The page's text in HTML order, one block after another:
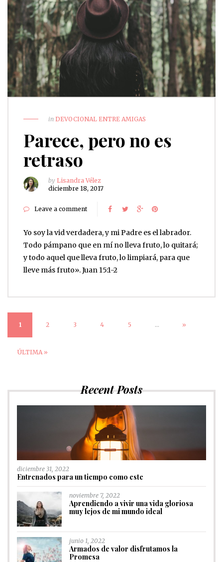
in DEVOCIONAL ENTRE AMIGAS
Parece, pero no es
retraso
by Lisandra Vélez
diciembre 18, 2017
Leave a comment
Yo soy la vid verdadera, y mi Padre es el labrador.
Todo pámpano que en mí no lleva fruto, lo quitará;
y todo aquel que lleva fruto, lo limpiará, para que
lleve más fruto». Juan 15:1-2
1 2 3 4 5 ... »
ÚLTIMA »
Recent Posts
diciembre 31, 2022
Entrenados para un tiempo como este
noviembre 7, 2022
Aprendiendo a vivir una vida gloriosa
muy lejos de mi mundo ideal
junio 1, 2022
Armados de valor disfrutamos la
Promesa